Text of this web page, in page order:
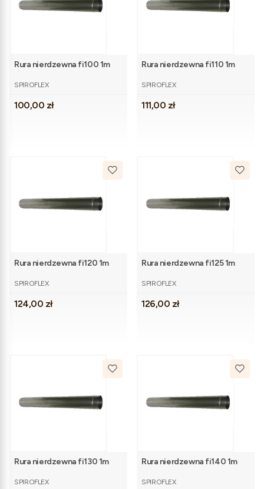
Rura nierdzewna fi100 1m
PRODUCENT
SPIROFLEX
Cena
100,00 zł
Rura nierdzewna fi110 1m
PRODUCENT
SPIROFLEX
Cena
111,00 zł
Rura nierdzewna fi120 1m
PRODUCENT
SPIROFLEX
Cena
124,00 zł
Rura nierdzewna fi125 1m
PRODUCENT
SPIROFLEX
Cena
126,00 zł
Rura nierdzewna fi130 1m
PRODUCENT
SPIROFLEX
Rura nierdzewna fi140 1m
PRODUCENT
SPIROFLEX